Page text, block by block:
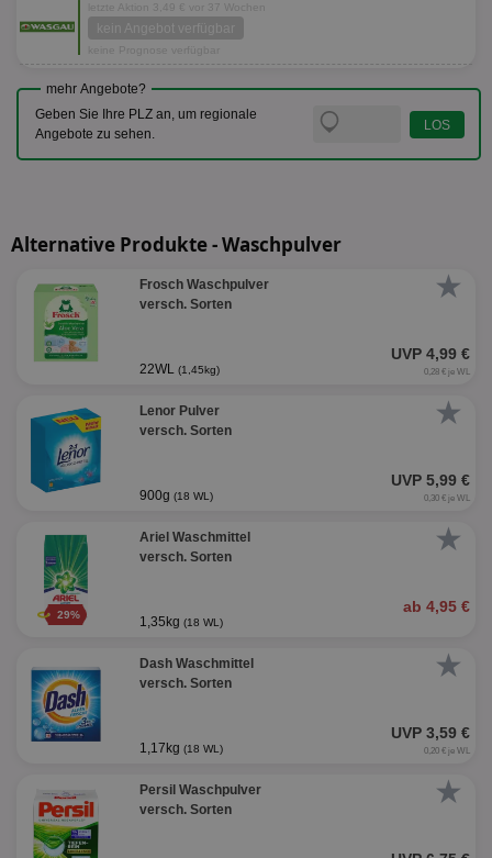
letzte Aktion 3,49 € vor 37 Wochen
kein Angebot verfügbar
keine Prognose verfügbar
mehr Angebote?
Geben Sie Ihre PLZ an, um regionale
Angebote zu sehen.
Alternative Produkte - Waschpulver
★
Frosch Waschpulver
versch. Sorten
UVP 4,99 €
22WL (1,45kg) 0,28 € je WL
★
Lenor Pulver
versch. Sorten
UVP 5,99 €
900g (18 WL) 0,30 € je WL
★
29%
Ariel Waschmittel
versch. Sorten
ab 4,95 €
1,35kg (18 WL)
★
Dash Waschmittel
versch. Sorten
UVP 3,59 €
1,17kg (18 WL) 0,20 € je WL
★
Persil Waschpulver
versch. Sorten